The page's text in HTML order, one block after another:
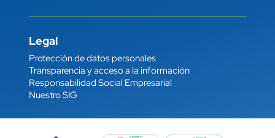
Legal
Enlace
Protección de datos personales
Transparencia y acceso a la información
Responsabilidad Social Empresarial
Nuestro SIG